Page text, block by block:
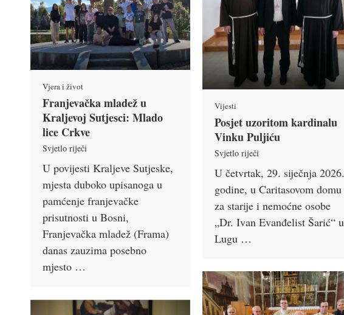
Vjera i život
Franjevačka mladež u
Kraljevoj Sutjesci: Mlado
lice Crkve
Svjetlo riječi
U povijesti Kraljeve Sutjeske,
mjesta duboko upisanoga u
pamćenje franjevačke
prisutnosti u Bosni,
Franjevačka mladež (Frama)
danas zauzima posebno
mjesto …
Vijesti
Posjet uzoritom kardinalu
Vinku Puljiću
Svjetlo riječi
U četvrtak, 29. siječnja 2026.
godine, u Caritasovom domu
za starije i nemoćne osobe
„Dr. Ivan Evanđelist Šarić“ u
Lugu …